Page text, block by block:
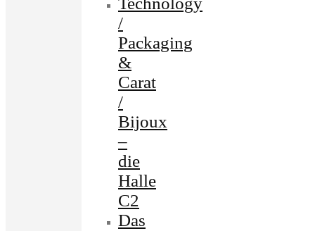
/
Packaging
&
Carat
/
Bijoux
–
die
Halle
C2
Das